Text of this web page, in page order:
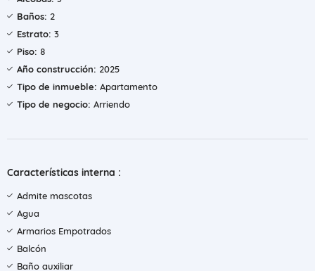
Baños: 2
Estrato: 3
Piso: 8
Año construcción: 2025
Tipo de inmueble: Apartamento
Tipo de negocio: Arriendo
Características interna :
Admite mascotas
Agua
Armarios Empotrados
Balcón
Baño auxiliar